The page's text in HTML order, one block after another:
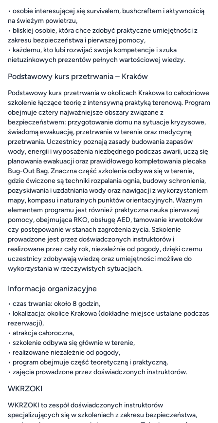
• osobie interesującej się survivalem, bushcraftem i aktywnością
na świeżym powietrzu,
• bliskiej osobie, która chce zdobyć praktyczne umiejętności z
zakresu bezpieczeństwa i pierwszej pomocy,
• każdemu, kto lubi rozwijać swoje kompetencje i szuka
nietuzinkowych prezentów pełnych wartościowej wiedzy.
Podstawowy kurs przetrwania – Kraków
Podstawowy kurs przetrwania w okolicach Krakowa to całodniowe
szkolenie łączące teorię z intensywną praktyką terenową. Program
obejmuje cztery najważniejsze obszary związane z
bezpieczeństwem: przygotowanie domu na sytuacje kryzysowe,
świadomą ewakuację, przetrwanie w terenie oraz medycynę
przetrwania. Uczestnicy poznają zasady budowania zapasów
wody, energii i wyposażenia niezbędnego podczas awarii, uczą się
planowania ewakuacji oraz prawidłowego kompletowania plecaka
Bug-Out Bag. Znaczna część szkolenia odbywa się w terenie,
gdzie ćwiczone są techniki rozpalania ognia, budowy schronienia,
pozyskiwania i uzdatniania wody oraz nawigacji z wykorzystaniem
mapy, kompasu i naturalnych punktów orientacyjnych. Ważnym
elementem programu jest również praktyczna nauka pierwszej
pomocy, obejmująca RKO, obsługę AED, tamowanie krwotoków
czy postępowanie w stanach zagrożenia życia. Szkolenie
prowadzone jest przez doświadczonych instruktorów i
realizowane przez cały rok, niezależnie od pogody, dzięki czemu
uczestnicy zdobywają wiedzę oraz umiejętności możliwe do
wykorzystania w rzeczywistych sytuacjach.
Informacje organizacyjne
• czas trwania: około 8 godzin,
• lokalizacja: okolice Krakowa (dokładne miejsce ustalane podczas
rezerwacji),
• atrakcja całoroczna,
• szkolenie odbywa się głównie w terenie,
• realizowane niezależnie od pogody,
• program obejmuje część teoretyczną i praktyczną,
• zajęcia prowadzone przez doświadczonych instruktorów.
WKRZOKI
WKRZOKI to zespół doświadczonych instruktorów
specjalizujących się w szkoleniach z zakresu bezpieczeństwa,